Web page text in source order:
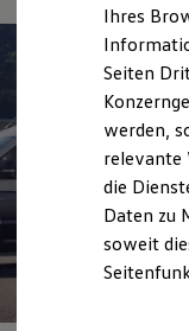
Original
Elektrisch &
Elektro -
Ihres
Seiten
werden,
relevante
die
Daten zu
soweit